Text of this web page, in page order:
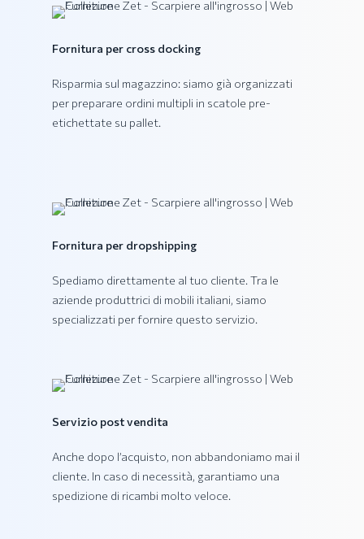
Fornitura per cross docking
Risparmia sul magazzino: siamo già organizzati
per preparare ordini multipli in scatole pre-
etichettate su pallet.
Fornitura per dropshipping
Spediamo direttamente al tuo cliente. Tra le
aziende produttrici di mobili italiani, siamo
specializzati per fornire questo servizio.
Servizio post vendita
Anche dopo l’acquisto, non abbandoniamo mai il
cliente. In caso di necessità, garantiamo una
spedizione di ricambi molto veloce.